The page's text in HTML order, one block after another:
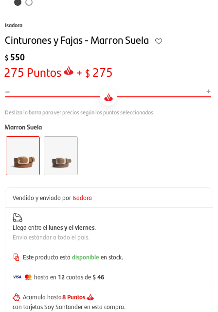
Isadora
Cinturones y Fajas - Marron Suela
$ 550
275 Puntos + $ 275
- +
Marron Suela
Vendido y enviado por Isadora
Llega entre el lunes y el viernes.
Envío estándar a todo el país.
Este producto está disponible en stock.
hasta en 12cuotas de$ 46
Acumula hasta8 Puntos
con tarjetas Soy Santander en esta compra.